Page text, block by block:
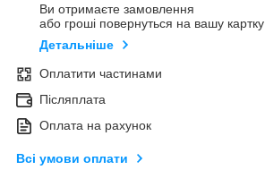
Ви отримаєте замовлення
або гроші повернуться на вашу картку
Детальніше
Оплатити частинами
Післяплата
Оплата на рахунок
Всі умови оплати